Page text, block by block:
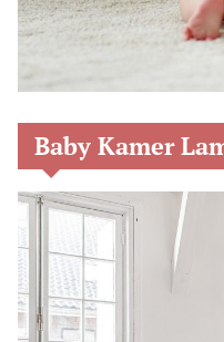
Baby Kamer